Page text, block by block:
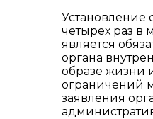
Установление
четырех раз в
является
органа
образе жизни
ограничений
заявления